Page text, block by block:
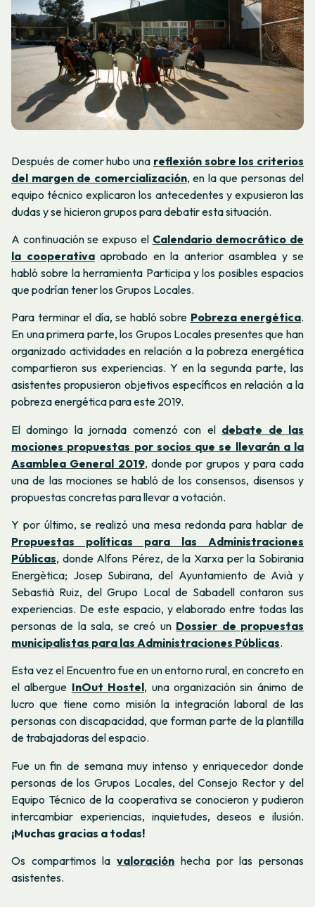
Después de comer hubo una reflexión sobre los criterios
del margen de comercialización, en la que personas del
equipo técnico explicaron los antecedentes y expusieron las
dudas y se hicieron grupos para debatir esta situación.
A continuación se expuso el Calendario democrático de
la cooperativaaprobado en la anterior asamblea y se
habló sobre la herramienta Participa y los posibles espacios
que podrían tener los Grupos Locales.
Para terminar el día, se habló sobre Pobreza energética.
En una primera parte, los Grupos Locales presentes que han
organizado actividades en relación a la pobreza energética
compartieron sus experiencias. Y en la segunda parte, las
asistentes propusieron objetivos específicos en relación a la
pobreza energética para este 2019.
El domingo la jornada comenzó con el debate de las
mociones propuestas por socios que se llevarán a la
Asamblea General 2019, donde por grupos y para cada
una de las mociones se habló de los consensos, disensos y
propuestas concretas para llevar a votación.
Y por último, se realizó una mesa redonda para hablar de
Propuestas políticas para las Administraciones
Públicas, donde Alfons Pérez, de la Xarxa per la Sobirania
Energètica; Josep Subirana, del Ayuntamiento de Avià y
Sebastià Ruiz, del Grupo Local de Sabadell contaron sus
experiencias. De este espacio, y elaborado entre todas las
personas de la sala, se creó un Dossier de propuestas
municipalistas para las Administraciones Públicas.
Esta vez el Encuentro fue en un entorno rural, en concreto en
el albergue InOut Hostel, una organización sin ánimo de
lucro que tiene como misión la integración laboral de las
personas con discapacidad, que forman parte de la plantilla
de trabajadoras del espacio.
Fue un fin de semana muy intenso y enriquecedor donde
personas de los Grupos Locales, del Consejo Rector y del
Equipo Técnico de la cooperativa se conocieron y pudieron
intercambiar experiencias, inquietudes, deseos e ilusión.
¡Muchas gracias a todas!
Os compartimos lavaloración hecha por las personas
asistentes.